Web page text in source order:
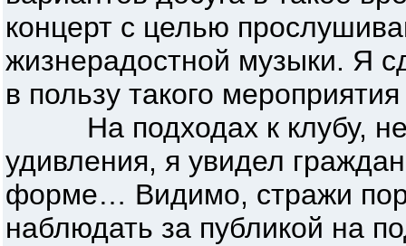
концерт с целью
жизнерадостной музыки. Я
в пользу такого
На подходах к клубу, не
удивления, я увидел
форме… Видимо, стражи
наблюдать за публикой на